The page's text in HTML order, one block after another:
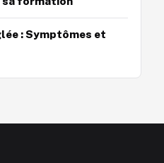
: Symptômes et